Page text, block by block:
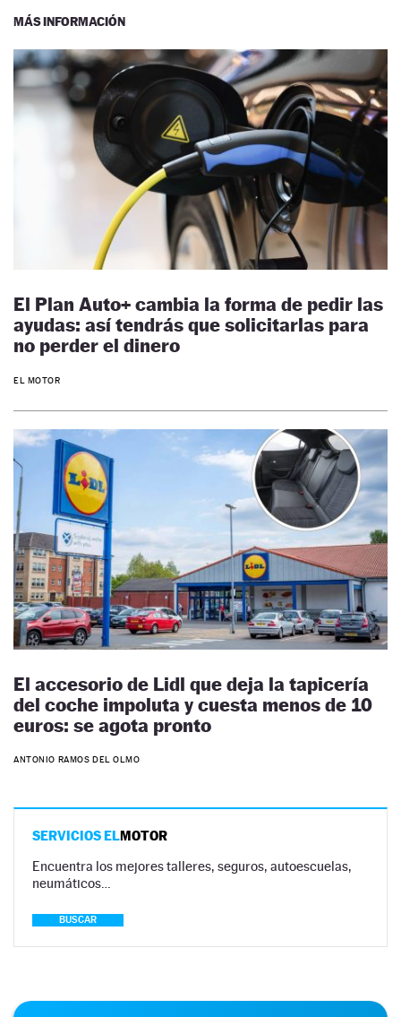
MÁS INFORMACIÓN
El Plan Auto+ cambia la forma de pedir las
ayudas: así tendrás que solicitarlas para
no perder el dinero
EL MOTOR
El accesorio de Lidl que deja la tapicería
del coche impoluta y cuesta menos de 10
euros: se agota pronto
ANTONIO RAMOS DEL OLMO
SERVICIOS ELMOTOR
Encuentra los mejores talleres, seguros, autoescuelas,
neumáticos…
BUSCAR